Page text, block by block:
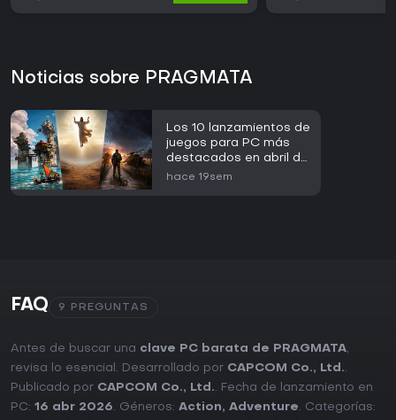
Noticias sobre PRAGMATA
Los 10 lanzamientos de
juegos para PC más
destacados en abril de
2026 en Steam
hace 19sem
FAQ 9 PREGUNTAS
Antes de buscar una clave PC barata de PRAGMATA,
revisa lo esencial. Desarrollado por CAPCOM Co., Ltd..
Publicado por CAPCOM Co., Ltd.. Fecha de lanzamiento en
PC: 16 abr 2026. Géneros: Action, Adventure. Categorías: